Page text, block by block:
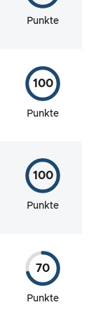
Punkte
100
Punkte
100
Punkte
70
Punkte